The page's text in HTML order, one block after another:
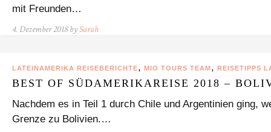
mit Freunden…
4. Dezember 2018 bySarah
LATEINAMERIKA REISEBERICHTE, MIO TOURS TEAM, REISETIPPS
BEST OF SÜDAMERIKAREISE 2018 –
Nachdem es in Teil 1 durch Chile und Argentinien ging,
Grenze zu Bolivien.…